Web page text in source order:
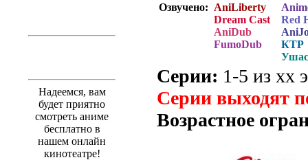
Надеемся, вам
будет приятно
смотреть аниме
бесплатно в
нашем онлайн
кинотеатре!
Озвучено: AniLiberty
Dream Cast
AniDub
FumoDub
Red
КТР
Серии: 1-5 из хх
Серии выходят
Возрастное